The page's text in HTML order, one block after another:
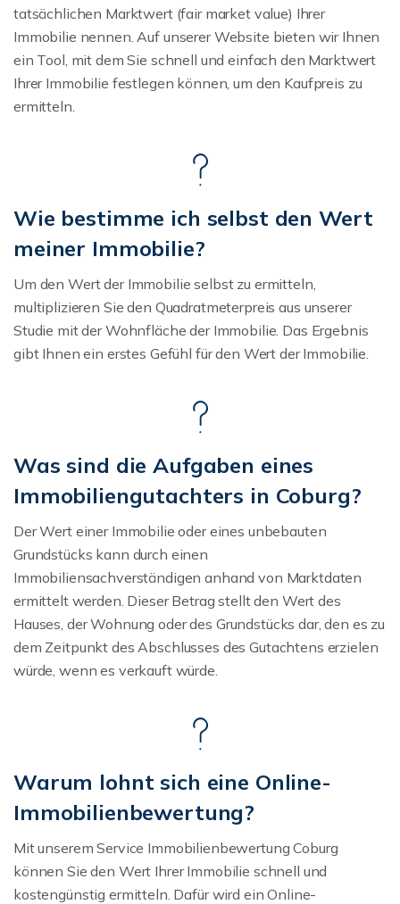
tatsächlichen Marktwert (fair market value) Ihrer
Immobilie nennen. Auf unserer Website bieten wir Ihnen
ein Tool, mit dem Sie schnell und einfach den Marktwert
Ihrer Immobilie festlegen können, um den Kaufpreis zu
ermitteln.
Wie bestimme ich selbst den Wert
meiner Immobilie?
Um den Wert der Immobilie selbst zu ermitteln,
multiplizieren Sie den Quadratmeterpreis aus unserer
Studie mit der Wohnfläche der Immobilie. Das Ergebnis
gibt Ihnen ein erstes Gefühl für den Wert der Immobilie.
Was sind die Aufgaben eines
Immobiliengutachters in Coburg?
Der Wert einer Immobilie oder eines unbebauten
Grundstücks kann durch einen
Immobiliensachverständigen anhand von Marktdaten
ermittelt werden. Dieser Betrag stellt den Wert des
Hauses, der Wohnung oder des Grundstücks dar, den es zu
dem Zeitpunkt des Abschlusses des Gutachtens erzielen
würde, wenn es verkauft würde.
Warum lohnt sich eine Online-
Immobilienbewertung?
Mit unserem Service Immobilienbewertung Coburg
können Sie den Wert Ihrer Immobilie schnell und
kostengünstig ermitteln. Dafür wird ein Online-